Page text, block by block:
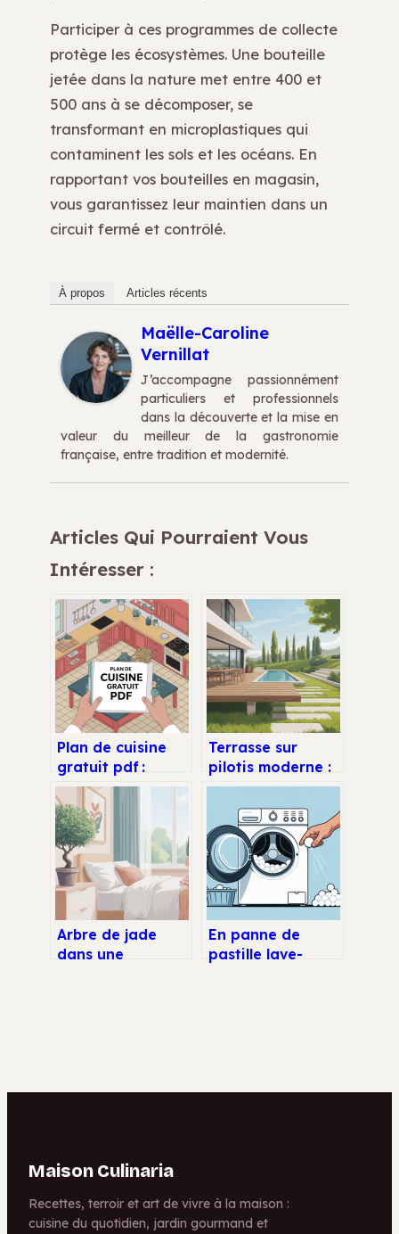
Participer à ces programmes de collecte
protège les écosystèmes. Une bouteille
jetée dans la nature met entre 400 et
500 ans à se décomposer, se
transformant en microplastiques qui
contaminent les sols et les océans. En
rapportant vos bouteilles en magasin,
vous garantissez leur maintien dans un
circuit fermé et contrôlé.
À propos Articles récents
Maëlle-Caroline
Vernillat
J’accompagne passionnément
particuliers et professionnels
dans la découverte et la mise en
valeur du meilleur de la gastronomie
française, entre tradition et modernité.
Articles Qui Pourraient Vous
Intéresser :
Plan de cuisine
gratuit pdf :
modèles à
télécharger et à
adapter
Terrasse sur
pilotis moderne :
idées, prix,
réglementations
et conseils
Arbre de jade
dans une
En panne de
pastille lave-
Maison Culinaria
Recettes, terroir et art de vivre à la maison :
cuisine du quotidien, jardin gourmand et